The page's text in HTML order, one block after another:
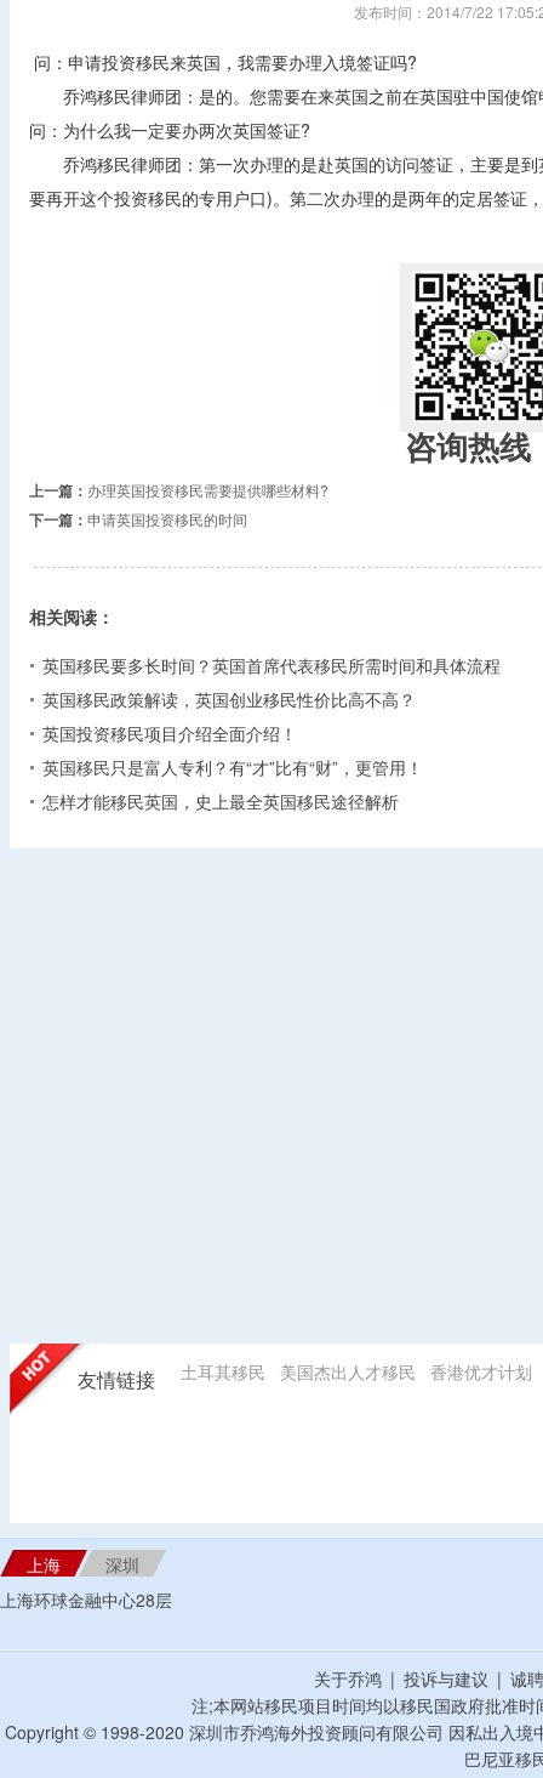
发布时间：2014/7/22
问：申请投资移民来英国，我需要办理入境签证吗?
乔鸿移民律师团：是的。您需要在来英国之前在英国驻中国使馆
问：为什么我一定要办两次英国签证?
乔鸿移民律师团：第一次办理的是赴英国的访问签证，主要是到
要再开这个投资移民的专用户口)。第二次办理的是两年的定居签
咨询热线
上一篇： 办理英国投资移民需要提供哪些材料?
下一篇： 申请英国投资移民的时间
相关阅读：
英国移民要多长时间？英国首席代表移民所需时间和具体流程
英国移民政策解读，英国创业移民性价比高不高？
英国投资移民项目介绍全面介绍！
英国移民只是富人专利？有“才”比有“财”，更管用！
怎样才能移民英国，史上最全英国移民途径解析
友情链接 土耳其移民 美国杰出人才移民 香港优才计划
上海
深圳
上海环球金融中心28层
关于乔鸿 | 投诉与建议 | 诚
注;本网站移民项目时间均以移民国政府批准
Copyright © 1998-2020 深圳市乔鸿海外投资顾问有限公司 因私出入
巴尼亚移